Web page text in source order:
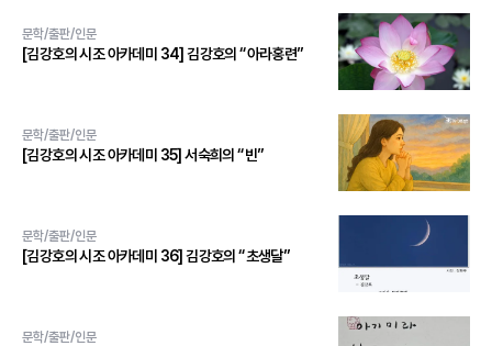
문학/출판/인문
[김강호의 시조 아카데미 34] 김강호의 “아라홍련”
문학/출판/인문
[김강호의 시조 아카데미 35] 서숙희의 “빈”
문학/출판/인문
[김강호의 시조 아카데미 36] 김강호의 “초생달”
문학/출판/인문